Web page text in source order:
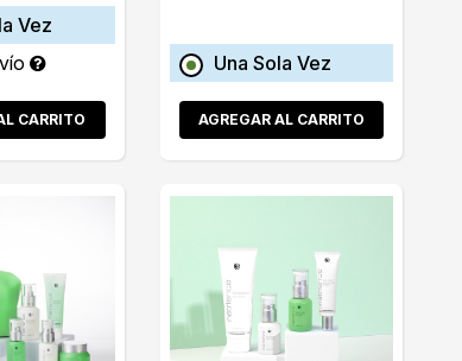
Vez
CARRITO
Una Sola Vez
AGREGAR AL CARRITO